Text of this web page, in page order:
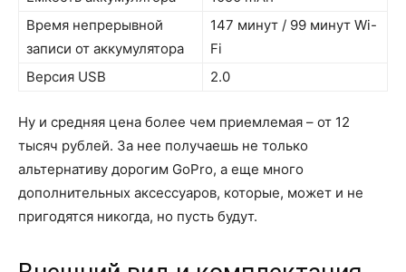
Время непрерывной
записи от аккумулятора
147 минут / 99 минут Wi-
Fi
Версия USB
2.0
Ну и средняя цена более чем приемлемая – от 12
тысяч рублей. За нее получаешь не только
альтернативу дорогим GoPro, а еще много
дополнительных аксессуаров, которые, может и не
пригодятся никогда, но пусть будут.